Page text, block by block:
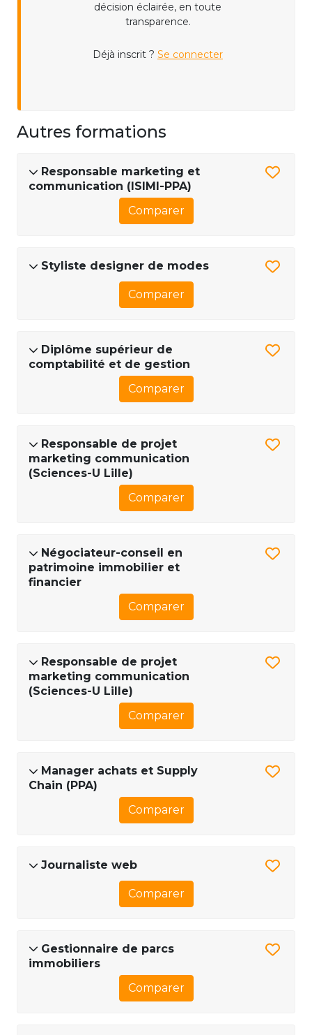
décision éclairée, en toute
transparence.
Déjà inscrit ? Se connecter
Autres formations
Responsable marketing et
communication (ISIMI-PPA)
Comparer
Styliste designer de modes
Comparer
Diplôme supérieur de
comptabilité et de gestion
Comparer
Responsable de projet
marketing communication
(Sciences-U Lille)
Comparer
Négociateur-conseil en
patrimoine immobilier et
financier
Comparer
Responsable de projet
marketing communication
(Sciences-U Lille)
Comparer
Manager achats et Supply
Chain (PPA)
Comparer
Journaliste web
Comparer
Gestionnaire de parcs
immobiliers
Comparer